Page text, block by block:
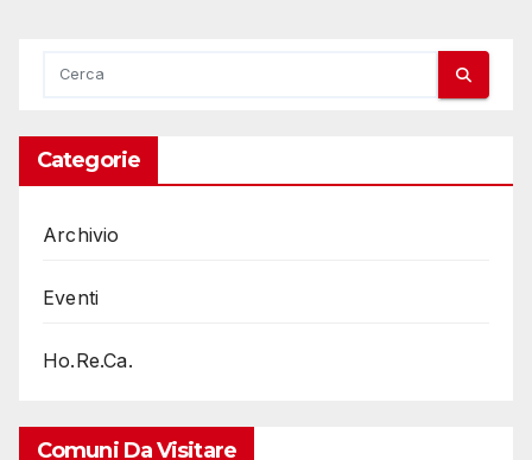
Categorie
Archivio
Eventi
Ho.Re.Ca.
Comuni Da Visitare